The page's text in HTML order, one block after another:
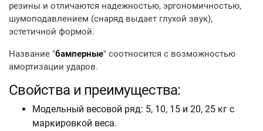
резины и отличаются надежностью, эргономичностью,
шумоподавлением (снаряд выдает глухой звук),
эстетичной формой.
Название "бамперные" соотносится с возможностью
амортизации ударов.
Свойства и преимущества:
Модельный весовой ряд: 5, 10, 15 и 20, 25 кг с
маркировкой веса.